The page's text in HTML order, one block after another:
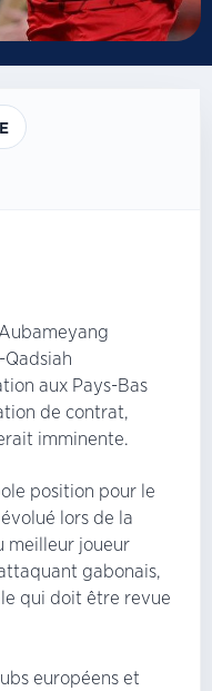
Qadsiah
aux Pays-Bas
de contrat,
imminente.
position pour le
lors de la
meilleur joueur
gabonais,
qui doit être revue
européens et